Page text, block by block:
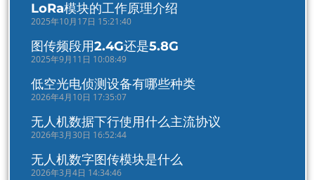
LoRa模块的工作原理介绍
2025年10月17日 15:21:40
图传频段用2.4G还是5.8G
2025年9月11日 10:08:49
低空光电侦测设备有哪些种类
2026年4月10日 17:35:07
无人机数据下行使用什么主流协议
2026年3月30日 16:52:44
无人机数字图传模块是什么
2026年3月4日 14:34:46